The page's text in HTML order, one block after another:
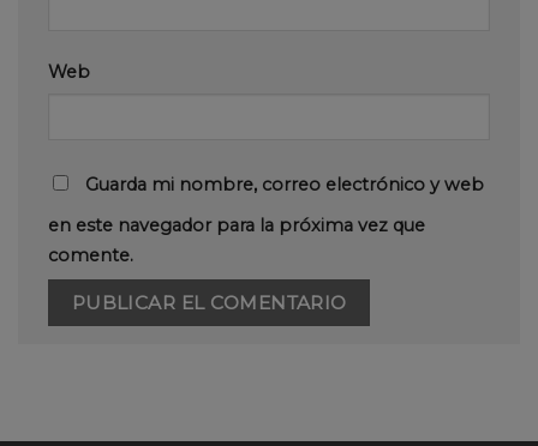
Web
Guarda mi nombre, correo electrónico y web
en este navegador para la próxima vez que
comente.